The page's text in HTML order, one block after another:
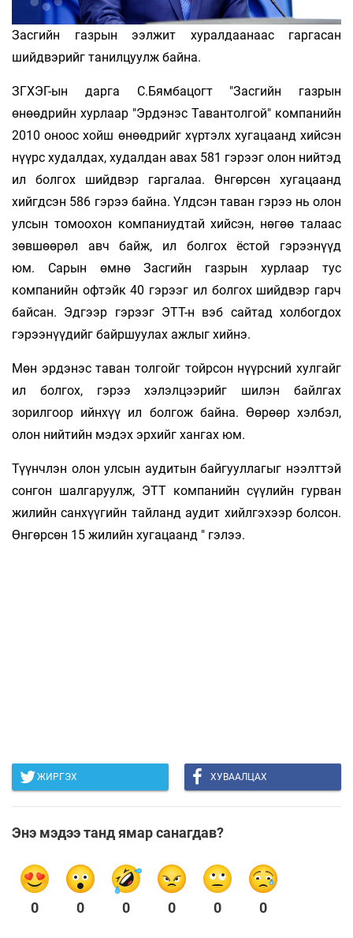
Засгийн газрын ээлжит хуралдаанаас гаргасан
шийдвэрийг танилцуулж байна.
ЗГХЭГ-ын дарга С.Бямбацогт "Засгийн газрын
өнөөдрийн хурлаар "Эрдэнэс Тавантолгой" компанийн
2010 оноос хойш өнөөдрийг хүртэлх хугацаанд хийсэн
нүүрс худалдах, худалдан авах 581 гэрээг олон нийтэд
ил болгох шийдвэр гаргалаа. Өнгөрсөн хугацаанд
хийгдсэн 586 гэрээ байна. Үлдсэн таван гэрээ нь олон
улсын томоохон компаниудтай хийсэн, нөгөө талаас
зөвшөөрөл авч байж, ил болгох ёстой гэрээнүүд
юм. Сарын өмнө Засгийн газрын хурлаар тус
компанийн офтэйк 40 гэрээг ил болгох шийдвэр гарч
байсан. Эдгээр гэрээг ЭТТ-н вэб сайтад холбогдох
гэрээнүүдийг байршуулах ажлыг хийнэ.
Мөн эрдэнэс таван толгойг тойрсон нүүрсний хулгайг
ил болгох, гэрээ хэлэлцээрийг шилэн байлгах
зорилгоор ийнхүү ил болгож байна. Өөрөөр хэлбэл,
олон нийтийн мэдэх эрхийг хангах юм.
Түүнчлэн олон улсын аудитын байгууллагыг нээлттэй
сонгон шалгаруулж, ЭТТ компанийн сүүлийн гурван
жилийн санхүүгийн тайланд аудит хийлгэхээр болсон.
Өнгөрсөн 15 жилийн хугацаанд " гэлээ.
ЖИРГЭХ ХУВААЛЦАХ
Энэ мэдээ танд ямар санагдав?
0 0 0 0 0 0